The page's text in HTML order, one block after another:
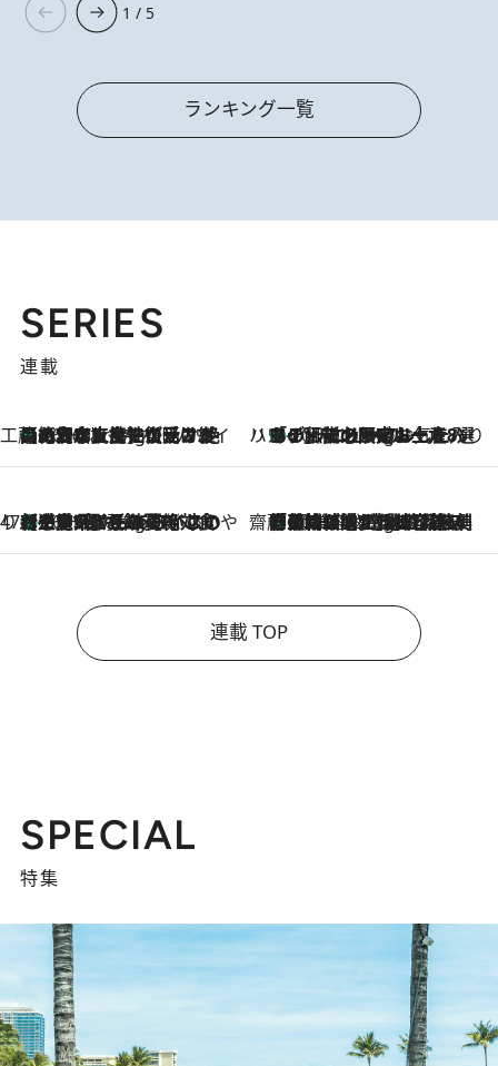
1 / 5
ランキング一覧
SERIES
連載
工藤まやのおもてなしハワイ
10 Hours Ago
【ハワイ土産】ローカルの絶大な支持で復活！ 絶品の幻クッキー《元ファンの日本人女性が受け継いだ名店》 ハワイ賢者 リサのお気に入りリスト10 Hours Ago
あの伝説の限定トートも！ リニューアルした「ディーン＆デルーカ ハワイ」で必須のお土産8選
47都道府県の手みやげ ひんやりスイーツで夏を満喫
10 Hours Ago
【三重県】この夏絶対食べたい 冷やしておいしいおやつ3選 お餅×アイスの新感覚スイーツ 齋藤 薫 美容脳ルネサンス
10 Hours Ago
「荷物が増えるほど旅ストレスは増す」美容ジャーナリストがたどり着いた最終結論。“化粧品を劇的に減らす”感動の凝縮美容とは
連載 TOP
SPECIAL
特集